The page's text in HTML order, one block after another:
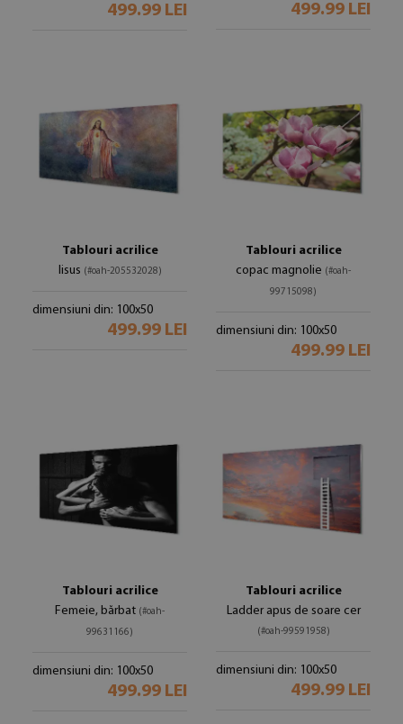
499.99 LEI 499.99 LEI
Tablouri acrilice
Iisus (#oah-205532028)
dimensiuni din: 100x50
499.99 LEI
Tablouri acrilice
copac magnolie (#oah-
99715098)
dimensiuni din: 100x50
499.99 LEI
Tablouri acrilice
Femeie, bărbat (#oah-
99631166)
dimensiuni din: 100x50
499.99 LEI
Tablouri acrilice
Ladder apus de soare cer
(#oah-99591958)
dimensiuni din: 100x50
499.99 LEI